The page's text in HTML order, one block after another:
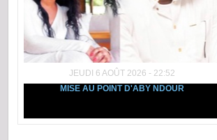
JEUDI 6 AOÛT 2026 - 22:52
MISE AU POINT D'ABY NDOUR